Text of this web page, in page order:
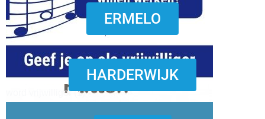
word vrijwilliger (1)
ERMELO
HARDERWIJK